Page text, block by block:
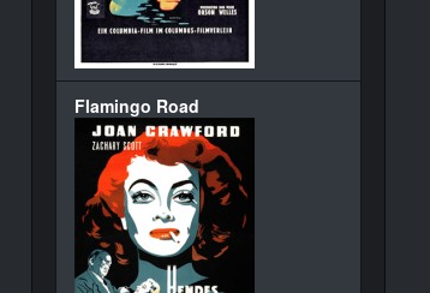
Flamingo Road